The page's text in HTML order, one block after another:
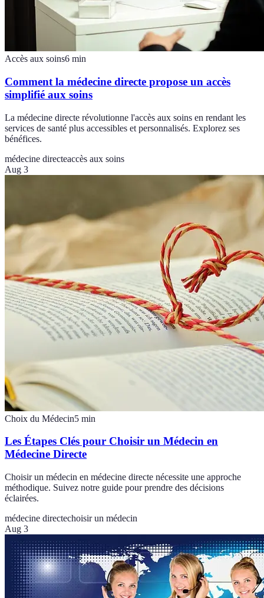
Accès aux soins6 min
Comment la médecine directe propose un accès
simplifié aux soins
La médecine directe révolutionne l'accès aux soins en rendant les
services de santé plus accessibles et personnalisés. Explorez ses
bénéfices.
médecine directeaccès aux soins
Aug 3
Choix du Médecin5 min
Les Étapes Clés pour Choisir un Médecin en
Médecine Directe
Choisir un médecin en médecine directe nécessite une approche
méthodique. Suivez notre guide pour prendre des décisions
éclairées.
médecine directechoisir un médecin
Aug 3